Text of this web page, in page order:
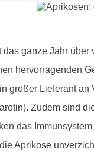
ganze Jahr über
hervorragenden
großer Lieferant an
Zudem sind
das
Aprikose